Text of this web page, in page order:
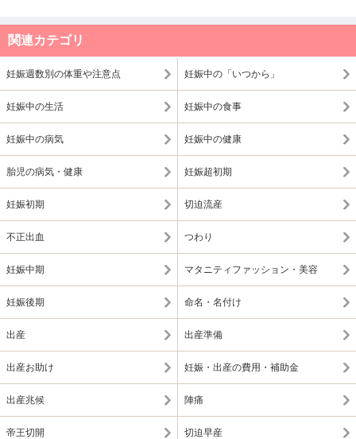
関連カテゴリ
妊娠週数別の体重や注意点 妊娠中の「いつから」
妊娠中の生活 妊娠中の食事
妊娠中の病気 妊娠中の健康
胎児の病気・健康 妊娠超初期
妊娠初期 切迫流産
不正出血 つわり
妊娠中期 マタニティファッション・美容
妊娠後期 命名・名付け
出産 出産準備
出産お助け 妊娠・出産の費用・補助金
出産兆候 陣痛
帝王切開 切迫早産